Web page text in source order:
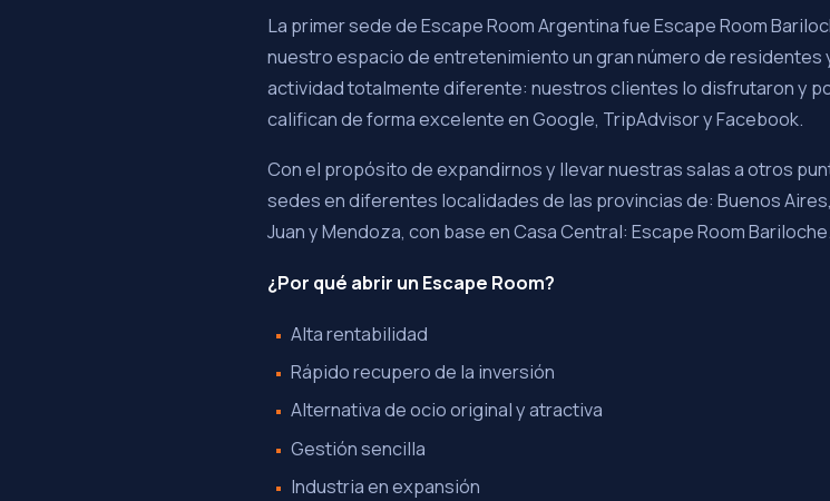
La primer sede de Escape Room Argentina fue Escape Room
nuestro espacio de entretenimiento un gran número de residentes
actividad totalmente diferente: nuestros clientes lo disfrutaron y
califican de forma excelente en Google, TripAdvisor y Facebook.
Con el propósito de expandirnos y llevar nuestras salas a otros
sedes en diferentes localidades de las provincias de: Buenos
Juan y Mendoza, con base en Casa Central: Escape Room Bariloche.
¿Por qué abrir un Escape Room?
Alta rentabilidad
Rápido recupero de la inversión
Alternativa de ocio original y atractiva
Gestión sencilla
Industria en expansión